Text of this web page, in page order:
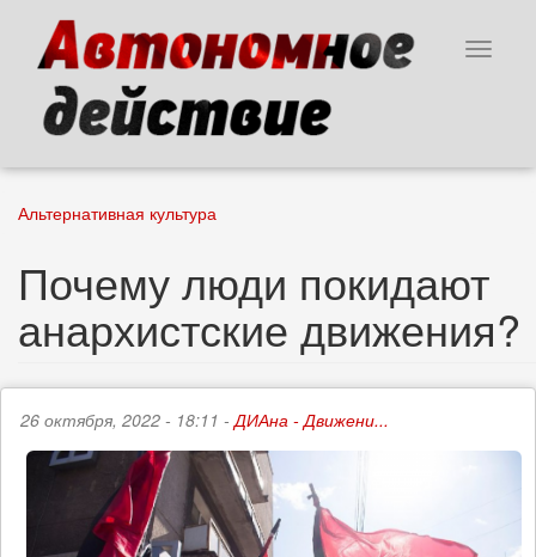
основному
содержанию
Toggle
Альтернативная культура
Почему люди покидают
анархистские движения?
26 октября, 2022 - 18:11 -ДИАна - Движени...